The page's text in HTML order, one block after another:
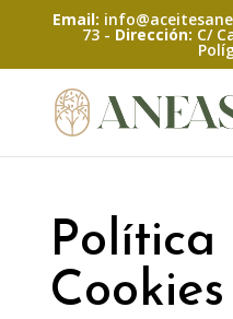
Abrir barra de herramientas
Email:
73 - Dirección: C/
Política
Cookies